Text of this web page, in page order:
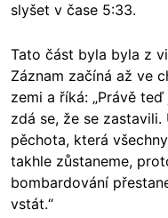
slyšet v čase 5:33.
Tato část byla byla z
Záznam začíná až ve
zemi a říká: „Právě
zdá se, že se
pěchota, která
takhle zůstaneme,
bombardování
vstát.“